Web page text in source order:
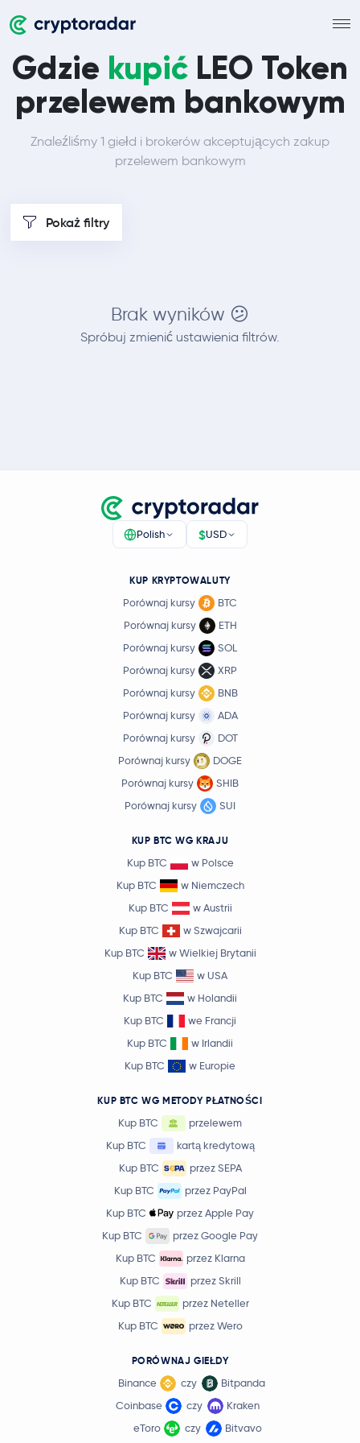
Gdzie kupić LEO Token
przelewem bankowym
Znaleźliśmy 1 giełd i brokerów akceptujących zakup
przelewem bankowym
Pokaż filtry
Brak wyników 😕
Spróbuj zmienić ustawienia filtrów.
Polish $USD
KUP KRYPTOWALUTY
Porównaj kursy
BTC
Porównaj kursy
ETH
Porównaj kursy
SOL
Porównaj kursy
XRP
Porównaj kursy
BNB
Porównaj kursy
ADA
Porównaj kursy
DOT
Porównaj kursy
DOGE
Porównaj kursy
SHIB
Porównaj kursy
SUI
KUP BTC WG KRAJU
Kup BTC
w Polsce
Kup BTC
w Niemczech
Kup BTC
w Austrii
Kup BTC
w Szwajcarii
Kup BTC
w Wielkiej Brytanii
Kup BTC
w USA
Kup BTC
w Holandii
Kup BTC
we Francji
Kup BTC
w Irlandii
Kup BTC
w Europie
KUP BTC WG METODY PŁATNOŚCI
Kup BTC
przelewem
Kup BTC
kartą kredytową
Kup BTC
przez SEPA
Kup BTC
przez PayPal
Kup BTC
przez Apple Pay
Kup BTC
przez Google Pay
Kup BTC
przez Klarna
Kup BTC
przez Skrill
Kup BTC
przez Neteller
Kup BTC
przez Wero
PORÓWNAJ GIEŁDY
Binance czy
Bitpanda
Coinbase
czy
Kraken
eToro
czy Bitvavo